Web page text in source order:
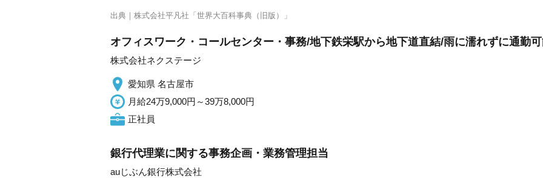
出典｜ 株式会社平凡社「世界大百科事典（旧版）」
オフィスワーク・コールセンター・事務/地下鉄栄駅から地下道直結/雨に濡れずに通勤
株式会社ネクステージ
愛知県 名古屋市
月給24万9,000円～39万8,000円
正社員
銀行代理業に関する事務企画・業務管理担当
auじぶん銀行株式会社